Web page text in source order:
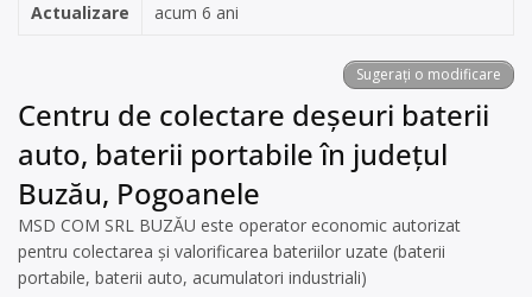
Actualizare
acum 6 ani
Sugerați o modificare
Centru de colectare deșeuri baterii
auto, baterii portabile în județul
Buzău, Pogoanele
MSD COM SRL BUZĂU este operator economic autorizat
pentru colectarea și valorificarea bateriilor uzate (baterii
portabile, baterii auto, acumulatori industriali)